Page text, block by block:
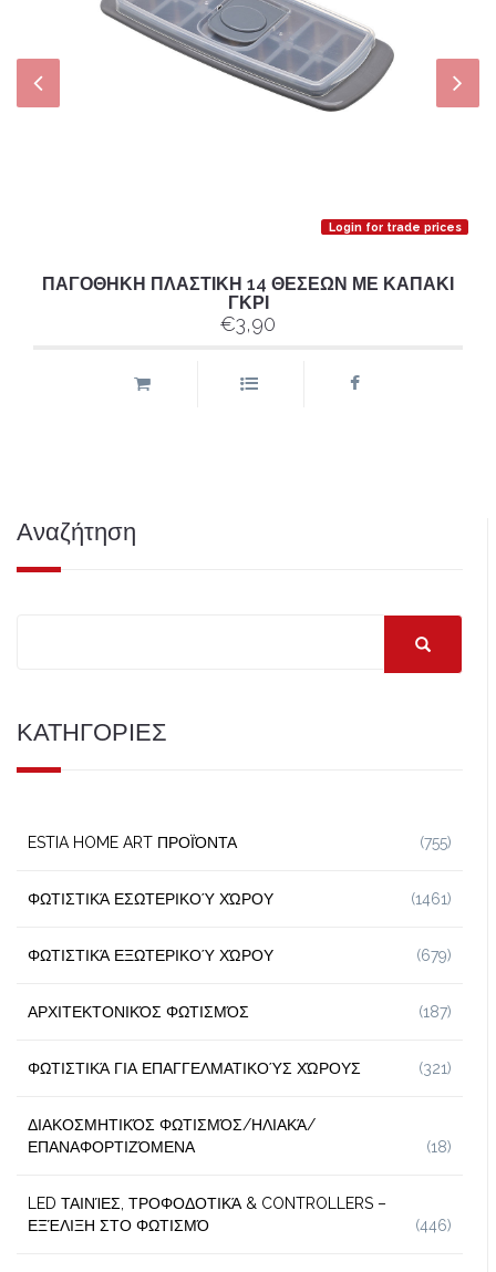
Login for trade prices
ΠΑΓΟΘΗΚΗ ΠΛΑΣΤΙΚΗ 14 ΘΕΣΕΩΝ ΜΕ ΚΑΠΑΚΙ
ΓΚΡΙ
€3,90
Αναζήτηση
ΚΑΤΗΓΟΡΙΕΣ
ESTIA HOME ART ΠΡΟΪΌΝΤΑ (755)
ΦΩΤΙΣΤΙΚΆ ΕΣΩΤΕΡΙΚΟΎ ΧΏΡΟΥ (1461)
ΦΩΤΙΣΤΙΚΆ ΕΞΩΤΕΡΙΚΟΎ ΧΏΡΟΥ (679)
ΑΡΧΙΤΕΚΤΟΝΙΚΌΣ ΦΩΤΙΣΜΌΣ (187)
ΦΩΤΙΣΤΙΚΆ ΓΙΑ ΕΠΑΓΓΕΛΜΑΤΙΚΟΎΣ ΧΏΡΟΥΣ (321)
ΔΙΑΚΟΣΜΗΤΙΚΌΣ ΦΩΤΙΣΜΌΣ/ΗΛΙΑΚΆ/
ΕΠΑΝΑΦΟΡΤΙΖΌΜΕΝΑ
(18)
LED ΤΑΙΝΊΕΣ, ΤΡΟΦΟΔΟΤΙΚΆ & CONTROLLERS –
ΕΞΈΛΙΞΗ ΣΤΟ ΦΩΤΙΣΜΌ
(446)